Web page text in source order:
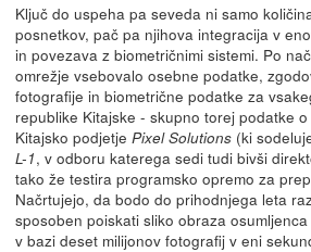
Ključ do uspeha pa seveda ni samo
posnetkov, pač pa njihova integracija v
in povezava z biometričnimi sistemi. Po
omrežje vsebovalo osebne podatke,
fotografije in biometrične podatke za
republike Kitajske - skupno torej podatke
Kitajsko podjetje Pixel Solutions(ki
L-1, v odboru katerega sedi tudi bivši
tako že testira programsko opremo za
Načrtujejo, da bodo do prihodnjega leta
sposoben poiskati sliko obraza
v bazi deset milijonov fotografij v eni